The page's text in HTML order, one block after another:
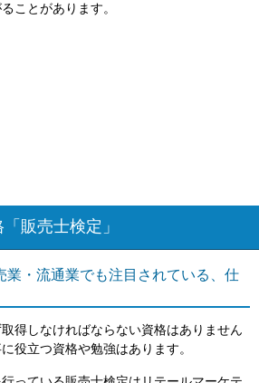
ことがあります。
販売士検定」
業・流通業でも注目されている、仕
得しなければならない資格はありません
役立つ資格や勉強はあります。